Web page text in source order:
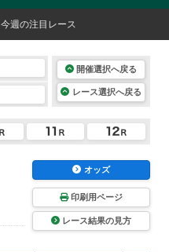
今週の注目レース
開催選択へ戻る
レース選択へ戻る
オッズ
印刷用ページ
レース結果の見方